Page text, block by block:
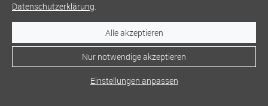
Datenschutzerklärung.
Alle akzeptieren
Nur notwendige akzeptieren
Einstellungen anpassen